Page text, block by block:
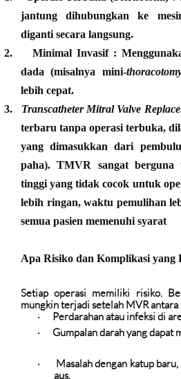
jantung dihubungkan ke
diganti secara langsung.
2.
Minimal Invasif:
dada (misalnya mini-
lebih cepat.
3.
Transcatheter Mitral Valve
terbaru tanpa operasi terbuka,
yang dimasukkan dari
paha). TMVR sangat berguna
tinggi yang tidak cocok untuk
lebih ringan, waktu pemulihan
semua pasien memenuhi syarat
Apa Risiko dan Komplikasi yang
Setiap operasi memiliki risiko.
mungkin terjadi setelah MVR antara
· Perdarahan atau infeksi di
· Gumpalan darahyang dapat
· Masalah dengan katup baru
aus.